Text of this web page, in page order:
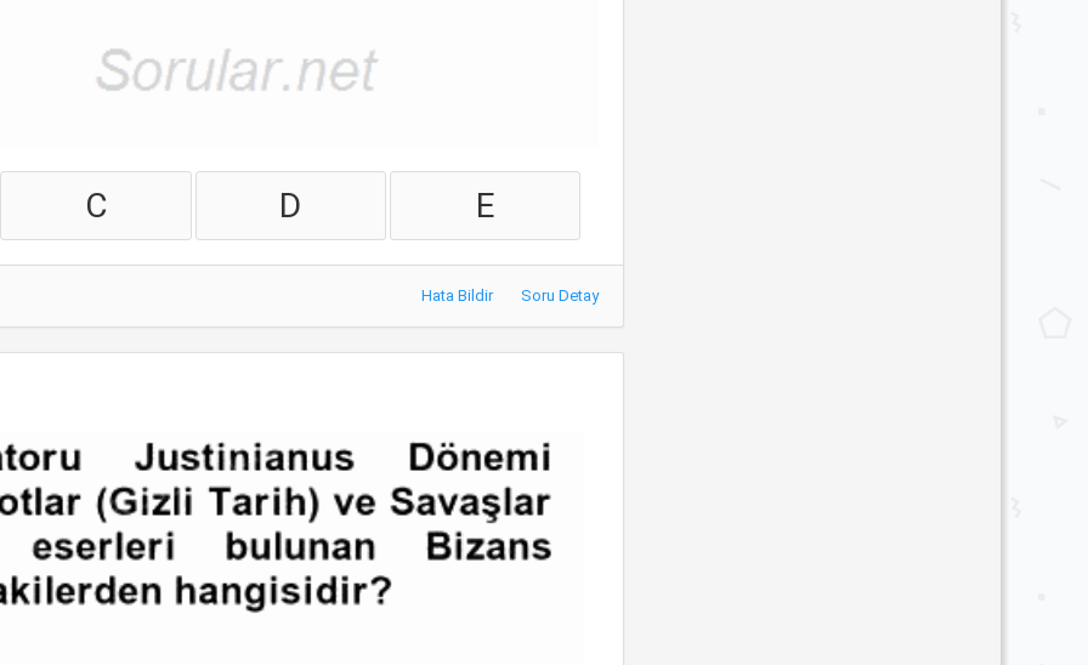
C D E
Hata Bildir Soru Detay